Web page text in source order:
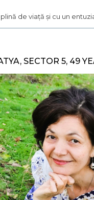
plină de viață și cu un
SECTOR 5, 49